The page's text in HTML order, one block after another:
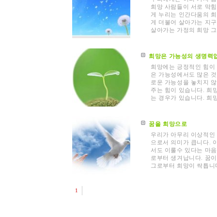
희망 사람들이 서로 막
게 누리는 인간다움의
게 더불어 살아가는 지
살아가는 가정의 희망
희망은 가능성의 생명력
희망에는 긍정적인 힘
은 가능성에서도 많은
로운 가능성을 놓치지
주는 힘이 있습니다. 희
는 경우가 있습니다. 희
꿈을 희망으로
우리가 아무리 이상적
으로서 의미가 큽니다.
서도 이룰수 있다는 마
로부터 생겨납니다. 꿈
그로부터 희망이 싹틉니
1